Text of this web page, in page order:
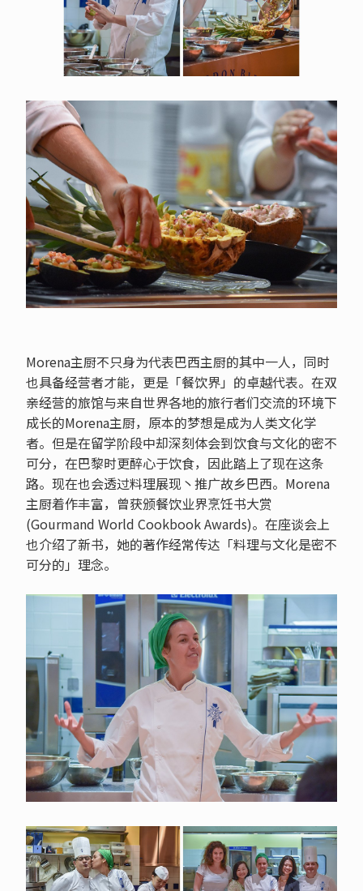
Morena主厨不只身为代表巴西主厨的其中一人，同时
也具备经营者才能，更是「餐饮界」的卓越代表。在双
亲经营的旅馆与来自世界各地的旅行者们交流的环境下
成长的Morena主厨，原本的梦想是成为人类文化学
者。但是在留学阶段中却深刻体会到饮食与文化的密不
可分，在巴黎时更醉心于饮食，因此踏上了现在这条
路。现在也会透过料理展现丶推广故乡巴西。Morena
主厨着作丰富，曾获颁餐饮业界烹饪书大赏
(Gourmand World Cookbook Awards)。在座谈会上
也介绍了新书，她的著作经常传达「料理与文化是密不
可分的」理念。